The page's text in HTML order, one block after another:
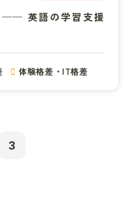
── 英語の学習支援
体験格差・IT格差
3